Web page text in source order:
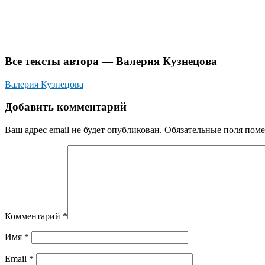
Все тексты автора — Валерия Кузнецова
Валерия Кузнецова
Добавить комментарий
Ваш адрес email не будет опубликован. Обязательные поля
Комментарий *
Имя *
Email *